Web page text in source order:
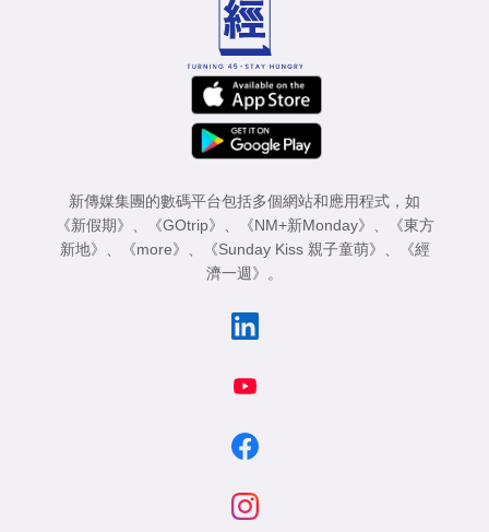
新傳媒集團的數碼平台包括多個網站和應用程式，如
《新假期》
《GOtrip》 《NM+新Monday》
《東方
新地》
《more》 《Sunday Kiss 親子童萌》
《經
濟一週》
。